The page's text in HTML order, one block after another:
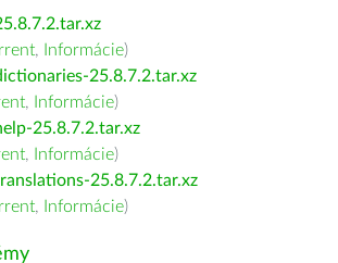
, Informácie)
25.8.7.2.tar.xz
, Informácie)
25.8.7.2.tar.xz
, Informácie)
25.8.7.2.tar.xz
, Informácie)